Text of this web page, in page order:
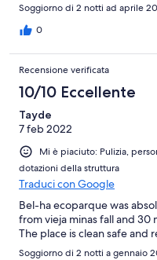
Soggiorno di 2 notti ad aprile
0
Recensione verificata
10/10 Eccellente
Tayde
7 feb 2022
Mi è piaciuto: Pulizia,
dotazioni della struttura
Traduci con Google
Bel-ha ecoparque was
from vieja minas fall and 30
The place is clean safe and
Soggiorno di 2 notti a gennaio